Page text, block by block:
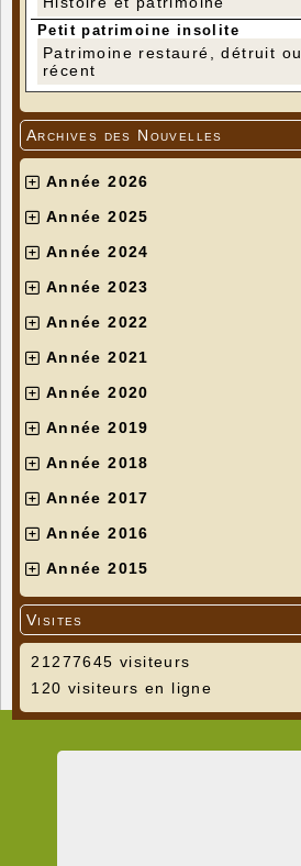
Petit patrimoine insolite
Patrimoine restauré, détruit ou
récent
Archives des Nouvelles
Année 2026
Année 2025
Année 2024
Année 2023
Année 2022
Année 2021
Année 2020
Année 2019
Année 2018
Année 2017
Année 2016
Année 2015
Visites
21277645 visiteurs
120 visiteurs en ligne